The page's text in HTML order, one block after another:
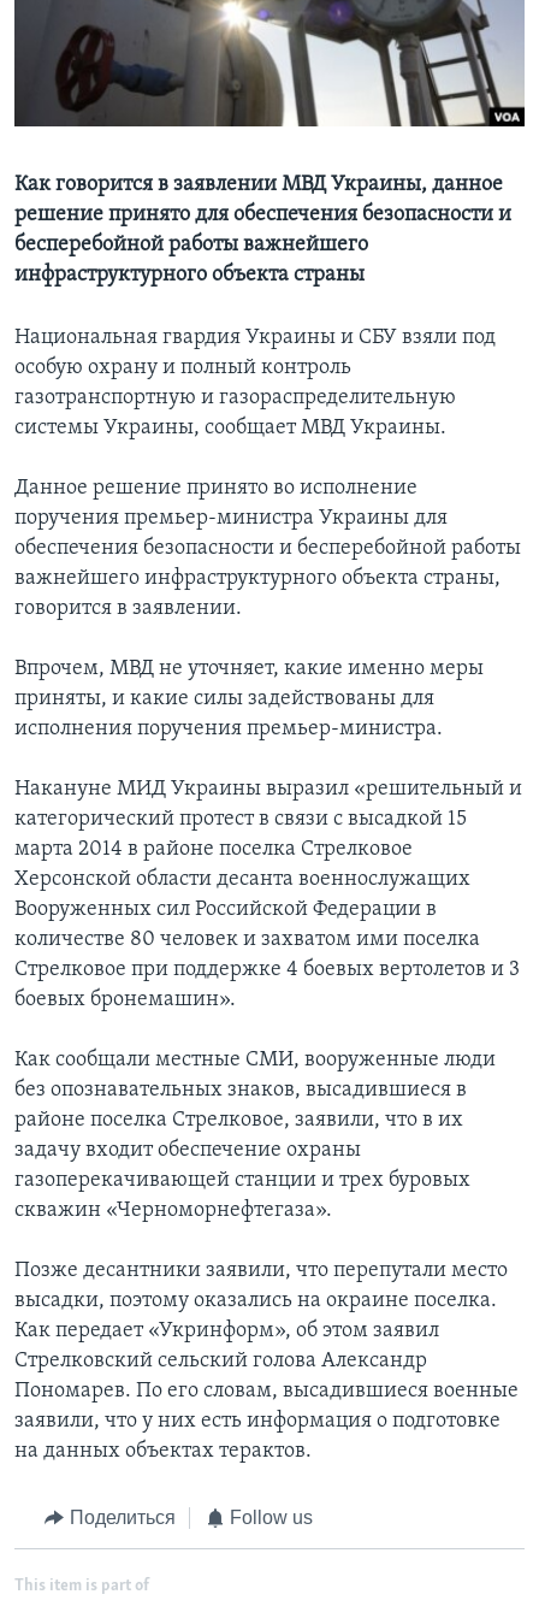
Learning English
СОЦИАЛЬНЫЕ СЕТИ
Языки
Как говорится в заявлении МВД Украины, данное
решение принято для обеспечения безопасности и
бесперебойной работы важнейшего
инфраструктурного объекта страны
Национальная гвардия Украины и СБУ взяли под
особую охрану и полный контроль
газотранспортную и газораспределительную
системы Украины, сообщает МВД Украины.
Данное решение принято во исполнение
поручения премьер-министра Украины для
обеспечения безопасности и бесперебойной работы
важнейшего инфраструктурного объекта страны,
говорится в заявлении.
Впрочем, МВД не уточняет, какие именно меры
приняты, и какие силы задействованы для
исполнения поручения премьер-министра.
Накануне МИД Украины выразил «решительный и
категорический протест в связи с высадкой 15
марта 2014 в районе поселка Стрелковое
Херсонской области десанта военнослужащих
Вооруженных сил Российской Федерации в
количестве 80 человек и захватом ими поселка
Стрелковое при поддержке 4 боевых вертолетов и 3
боевых бронемашин».
Как сообщали местные СМИ, вооруженные люди
без опознавательных знаков, высадившиеся в
районе поселка Стрелковое, заявили, что в их
задачу входит обеспечение охраны
газоперекачивающей станции и трех буровых
скважин «Черноморнефтегаза».
Позже десантники заявили, что перепутали место
высадки, поэтому оказались на окраине поселка.
Как передает «Укринформ», об этом заявил
Стрелковский сельский голова Александр
Пономарев. По его словам, высадившиеся военные
заявили, что у них есть информация о подготовке
на данных объектах терактов.
Поделиться Follow us
This item is part of